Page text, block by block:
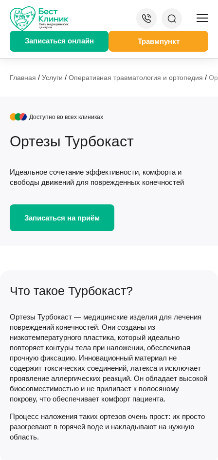
Записаться онлайн Травмпункт
Главная / Услуги / Оперативная травматология и ортопедия /
Доступно во всех клиниках
Ортезы Турбокаст
Идеальное сочетание эффективности, комфорта и
свободы движений для поврежденных конечностей
Записаться на приём
Что такое Турбокаст?
Ортезы Турбокаст — медицинские изделия для лечения
повреждений конечностей. Они созданы из
низкотемпературного пластика, который идеально
повторяет контуры тела при наложении, обеспечивая
прочную фиксацию. Инновационный материал не
содержит токсических соединений, латекса и исключает
проявление аллергических реакций. Он обладает высокой
биосовместимостью и не прилипает к волосяному
покрову, что обеспечивает комфорт пациента.
Процесс наложения таких ортезов очень прост: их просто
разогревают в горячей воде и накладывают на нужную
область.